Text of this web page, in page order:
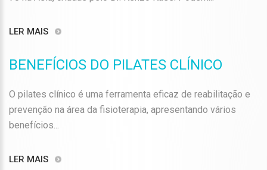
LER MAIS
BENEFÍCIOS DO PILATES CLÍNICO
O pilates clínico é uma ferramenta eficaz de reabilitação e
prevenção na área da fisioterapia, apresentando vários
benefícios...
LER MAIS